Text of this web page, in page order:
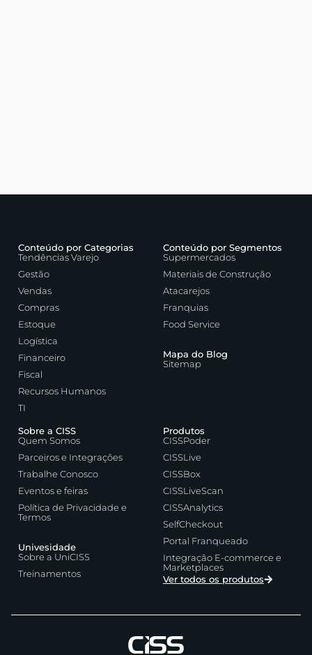
Conteúdo por Categorias
Tendências Varejo
Gestão
Vendas
Compras
Estoque
Logística
Financeiro
Fiscal
Recursos Humanos
TI
Conteúdo por Segmentos
Supermercados
Materiais de Construção
Atacarejos
Franquias
Food Service
Mapa do Blog
Sitemap
Sobre a CISS
Quem Somos
Parceiros e Integrações
Trabalhe Conosco
Eventos e feiras
Política de Privacidade e
Termos
Univesidade
Sobre a UniCISS
Treinamentos
Produtos
CISSPoder
CISSLive
CISSBox
CISSLiveScan
CISSAnalytics
SelfCheckout
Portal Franqueado
Integração E-commerce e
Marketplaces
Ver todos os produtos